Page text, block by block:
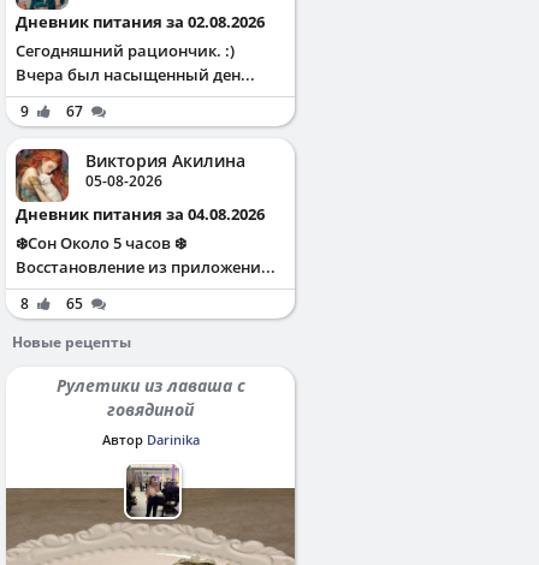
Дневник питания за 02.08.2026
Сегодняшний рациончик. :)
Вчера был насыщенный ден...
9 67
Виктория Акилина
05-08-2026
Дневник питания за 04.08.2026
❄️Сон Около 5 часов ❄️
Восстановление из приложени...
8
65
Новые рецепты
Рулетики из лаваша с
говядиной
Автор Darinika